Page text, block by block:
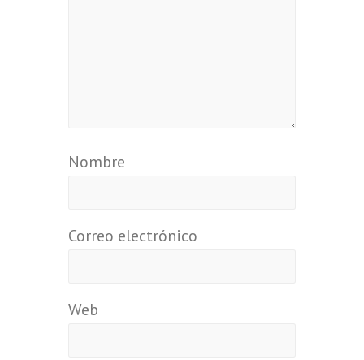
Nombre
Correo electrónico
Web